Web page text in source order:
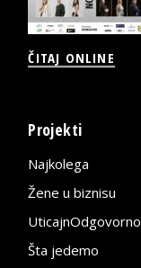
ČITAJ ONLINE
Projekti
Najkolega
Žene u biznisu
UticajnOdgovorno
Šta jedemo